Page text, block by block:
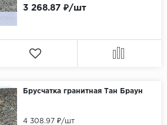
3 268.87 ₽/шт
Брусчатка гранитная Тан Браун
4 308.97 ₽/шт